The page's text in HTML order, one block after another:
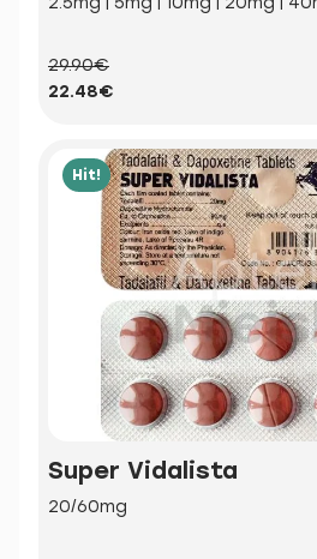
29.90€
22.48€
Hit!
Super Vidalista
20/60mg